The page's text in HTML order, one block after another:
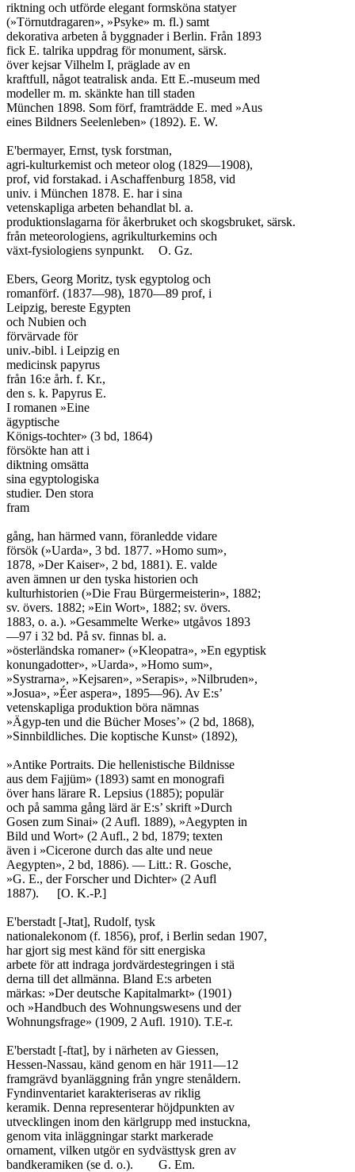
riktning och utförde elegant formsköna statyer
(»Törnutdragaren», »Psyke» m. fl.) samt
dekorativa arbeten å byggnader i Berlin. Från 1893
fick E. talrika uppdrag för monument, särsk.
över kejsar Vilhelm I, präglade av en
kraftfull, något teatralisk anda. Ett E.-museum med
modeller m. m. skänkte han till staden
München 1898. Som förf, framträdde E. med »Aus
eines Bildners Seelenleben» (1892). E. W.
E'bermayer, Ernst, tysk forstman,
agri-kulturkemist och meteor olog (1829—1908),
prof, vid forstakad. i Aschaffenburg 1858, vid
univ. i München 1878. E. har i sina
vetenskapliga arbeten behandlat bl. a.
produktionslagarna för åkerbruket och skogsbruket, särsk.
från meteorologiens, agrikulturkemins och
växt-fysiologiens synpunkt.	O. Gz.
Ebers, Georg Moritz, tysk egyptolog och
romanförf. (1837—98), 1870—89 prof, i
Leipzig, bereste Egypten
och Nubien och
förvärvade för
univ.-bibl. i Leipzig en
medicinsk papyrus
från 16:e årh. f. Kr.,
den s. k. Papyrus E.
I romanen »Eine
ägyptische
Königs-tochter» (3 bd, 1864)
försökte han att i
diktning omsätta
sina egyptologiska
studier. Den stora
fram
gång, han härmed vann, föranledde vidare
försök (»Uarda», 3 bd. 1877. »Homo sum»,
1878, »Der Kaiser», 2 bd, 1881). E. valde
aven ämnen ur den tyska historien och
kulturhistorien (»Die Frau Bürgermeisterin», 1882;
sv. övers. 1882; »Ein Wort», 1882; sv. övers.
1883, o. a.). »Gesammelte Werke» utgåvos 1893
—97 i 32 bd. På sv. finnas bl. a.
»österländska romaner» (»Kleopatra», »En egyptisk
konungadotter», »Uarda», »Homo sum»,
»Systrarna», »Kejsaren», »Serapis», »Nilbruden»,
»Josua», »Éer aspera», 1895—96). Av E:s’
vetenskapliga produktion böra nämnas
»Ägyp-ten und die Bücher Moses’» (2 bd, 1868),
»Sinnbildliches. Die koptische Kunst» (1892),
»Antike Portraits. Die hellenistische Bildnisse
aus dem Fajjüm» (1893) samt en monografi
över hans lärare R. Lepsius (1885); populär
och på samma gång lärd är E:s’ skrift »Durch
Gosen zum Sinai» (2 Aufl. 1889), »Aegypten in
Bild und Wort» (2 Aufl., 2 bd, 1879; texten
även i »Cicerone durch das alte und neue
Aegypten», 2 bd, 1886). — Litt.: R. Gosche,
»G. E., der Forscher und Dichter» (2 Aufl
1887).	[O. K.-P.]
E'berstadt [-Jtat], Rudolf, tysk
nationalekonom (f. 1856), prof, i Berlin sedan 1907,
har gjort sig mest känd för sitt energiska
arbete för att indraga jordvärdestegringen i stä
derna till det allmänna. Bland E:s arbeten
märkas: »Der deutsche Kapitalmarkt» (1901)
och »Handbuch des Wohnungswesens und der
Wohnungsfrage» (1909, 2 Aufl. 1910). T.E-r.
E'berstadt [-ftat], by i närheten av Giessen,
Hessen-Nassau, känd genom en här 1911—12
framgrävd byanläggning från yngre stenåldern.
Fyndinventariet karakteriseras av riklig
keramik. Denna representerar höjdpunkten av
utvecklingen inom den kärlgrupp med instuckna,
genom vita inläggningar starkt markerade
ornament, vilken utgör en sydvästtysk gren av
bandkeramiken (se d. o.).	G. Em.